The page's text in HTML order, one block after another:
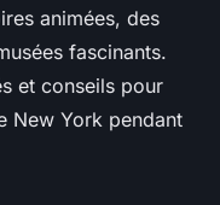
animées, des
fascinants.
et conseils pour
New York pendant